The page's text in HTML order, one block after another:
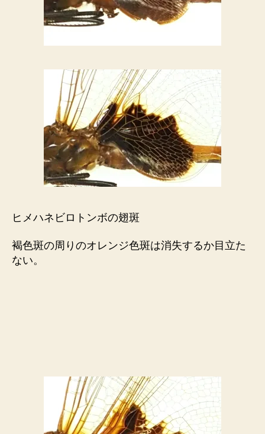
ヒメハネビロトンボの翅斑
褐色斑の周りのオレンジ色斑は消失するか目立た
ない。